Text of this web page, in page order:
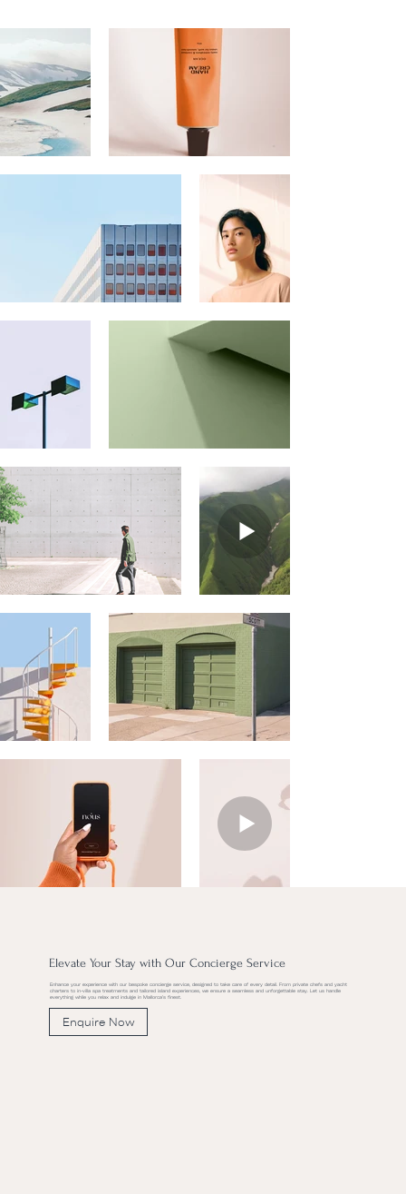
Elevate Your Stay with Our Concierge Service
Enhance your experience with our bespoke concierge service, designed to take care of every detail. From private chefs and yacht
charters to in-villa spa treatments and tailored island experiences, we ensure a seamless and unforgettable stay. Let us handle
everything while you relax and indulge in Mallorca’s finest.
Enquire Now